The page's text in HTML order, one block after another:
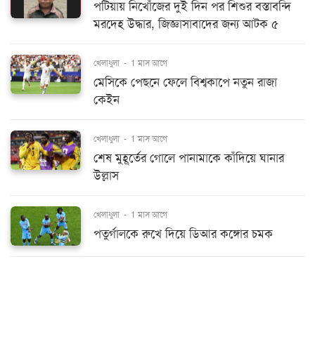
পটিয়ায় নিখোঁজের দুই দিন পর শিশুর বস্তাবন্দি
মরদেহ উদ্ধার, জিজ্ঞাসাবাদের জন্য আটক ৫
খেলাধুলা - 1 মাস আগে
মেসিকে পেছনে ফেলে বিশ্বকাপে নতুন রাজা
কেইন
খেলাধুলা - 1 মাস আগে
শেষ মুহূর্তের গোলে পানামাকে কাঁদিয়ে ঘানার
উল্লাস
খেলাধুলা - 1 মাস আগে
পতুর্গালকে রুখে দিয়ে ডিআর কঙ্গোর চমক